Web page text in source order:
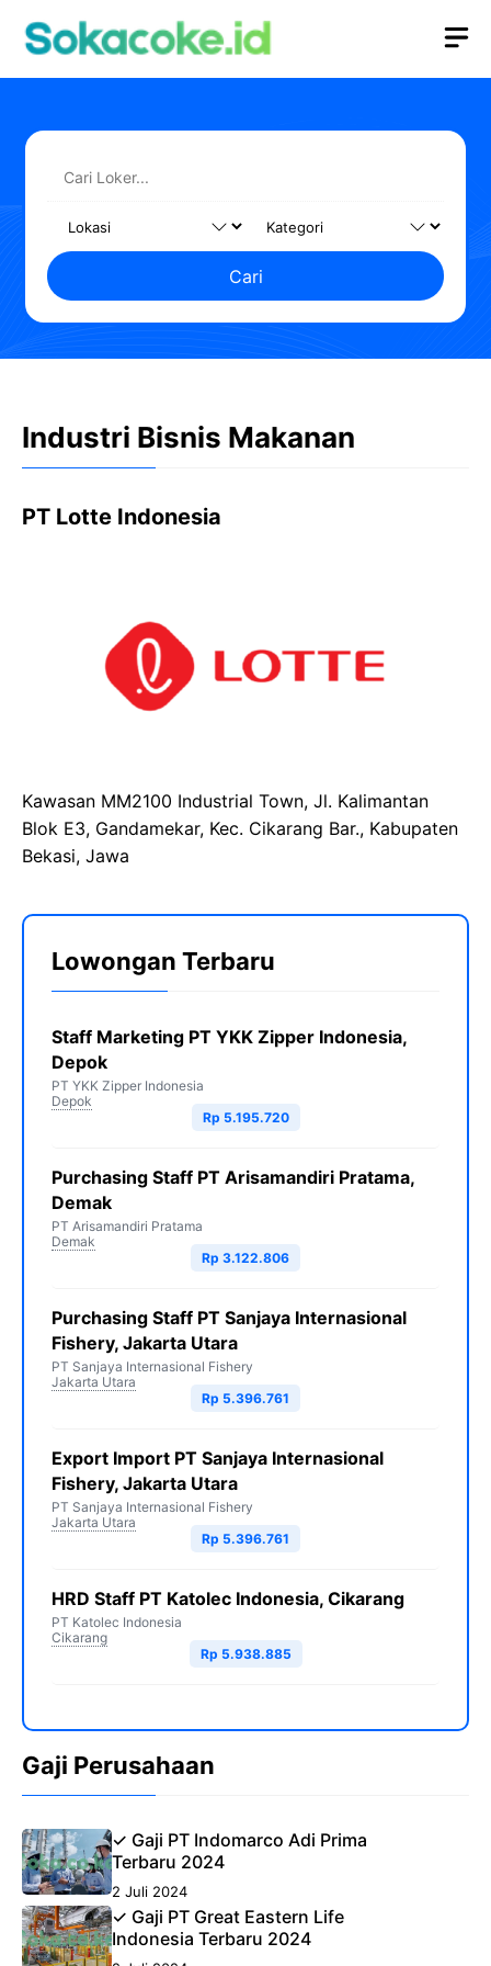
Cari
Industri Bisnis Makanan
PT Lotte Indonesia
Kawasan MM2100 Industrial Town, Jl. Kalimantan
Blok E3, Gandamekar, Kec. Cikarang Bar., Kabupaten
Bekasi, Jawa
Lowongan Terbaru
Staff Marketing PT YKK Zipper Indonesia,
Depok
PT YKK Zipper Indonesia
Depok
Rp 5.195.720
Purchasing Staff PT Arisamandiri Pratama,
Demak
PT Arisamandiri Pratama
Demak
Rp 3.122.806
Purchasing Staff PT Sanjaya Internasional
Fishery, Jakarta Utara
PT Sanjaya Internasional Fishery
Jakarta Utara
Rp 5.396.761
Export Import PT Sanjaya Internasional
Fishery, Jakarta Utara
PT Sanjaya Internasional Fishery
Jakarta Utara
Rp 5.396.761
HRD Staff PT Katolec Indonesia, Cikarang
PT Katolec Indonesia
Cikarang
Rp 5.938.885
Gaji Perusahaan
✓ Gaji PT Indomarco Adi Prima
Terbaru 2024
2 Juli 2024
✓ Gaji PT Great Eastern Life
Indonesia Terbaru 2024